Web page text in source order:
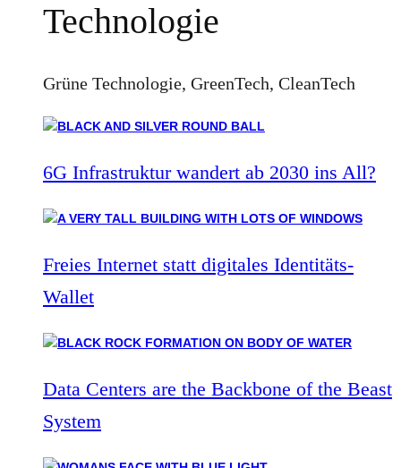
Technologie
Grüne Technologie, GreenTech, CleanTech
6G Infrastruktur wandert ab 2030 ins All?
Freies Internet statt digitales Identitäts-
Wallet
Data Centers are the Backbone of the Beast
System